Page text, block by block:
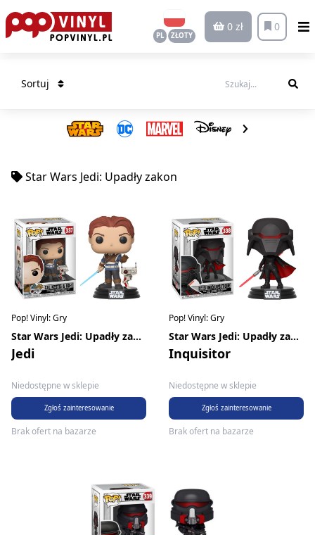
PL ZŁOTY
0 zł 0
Sortuj
Star Wars Jedi: Upadły zakon
Pop! Vinyl: Gry
Star Wars Jedi: Upadły zakon
Jedi
Niedostępne w sklepie
Zgłoś zainteresowanie
Brak ofert na bazarze
Pop! Vinyl: Gry
Star Wars Jedi: Upadły zakon
Inquisitor
Niedostępne w sklepie
Zgłoś zainteresowanie
Brak ofert na bazarze